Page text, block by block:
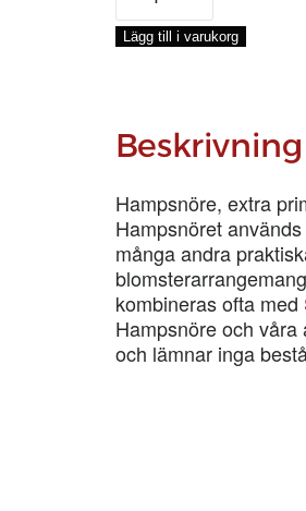
2,5
MM,
mängd
Lägg till i varukorg
Beskrivning
Hampsnöre, extra
Hampsnöret
många andra
kombineras ofta med
Hampsnöre och
och lämnar inga